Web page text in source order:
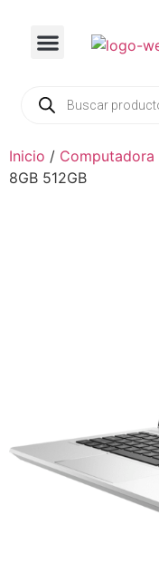
Inicio / Computadora
8GB 512GB